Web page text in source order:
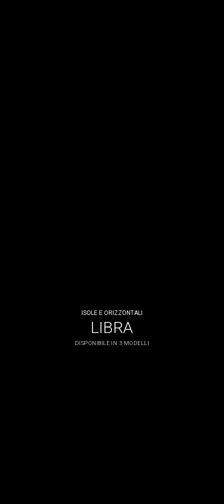
ISOLE E ORIZZONTALI
LIBRA
DISPONIBILE IN 3 MODELLI